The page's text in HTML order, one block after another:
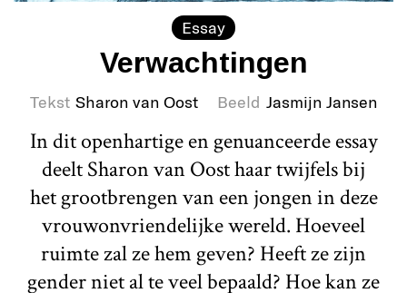
Essay
Verwachtingen
Tekst Sharon van Oost Beeld Jasmijn Jansen
In dit openhartige en genuanceerde essay
deelt Sharon van Oost haar twijfels bij
het grootbrengen van een jongen in deze
vrouwonvriendelijke wereld. Hoeveel
ruimte zal ze hem geven? Heeft ze zijn
gender niet al te veel bepaald? Hoe kan ze